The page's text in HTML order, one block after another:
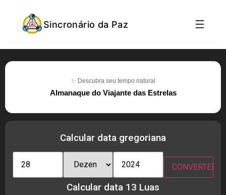
Sincronário da Paz ☰
✨ Descubra seu tempo natural
Almanaque do Viajante das Estrelas
Calcular data gregoriana
Calcular data 13 Luas